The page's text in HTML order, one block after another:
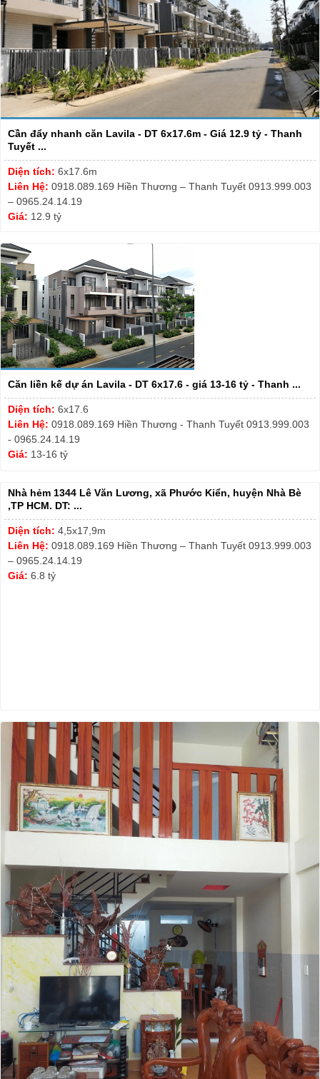
Cần đẩy nhanh căn Lavila - DT 6x17.6m - Giá 12.9 tỷ - Thanh
Tuyết ...
Diện tích: 6x17.6m
Liên Hệ: 0918.089.169 Hiền Thương – Thanh Tuyết 0913.999.003
– 0965.24.14.19
Giá: 12.9 tỷ
Căn liền kế dự án Lavila - DT 6x17.6 - giá 13-16 tỷ - Thanh ...
Diện tích: 6x17.6
Liên Hệ: 0918.089.169 Hiền Thương - Thanh Tuyết 0913.999.003
- 0965.24.14.19
Giá: 13-16 tỷ
Nhà hẻm 1344 Lê Văn Lương, xã Phước Kiển, huyện Nhà Bè
,TP HCM. DT: ...
Diện tích: 4,5x17,9m
Liên Hệ: 0918.089.169 Hiền Thương – Thanh Tuyết 0913.999.003
– 0965.24.14.19
Giá: 6.8 tỷ